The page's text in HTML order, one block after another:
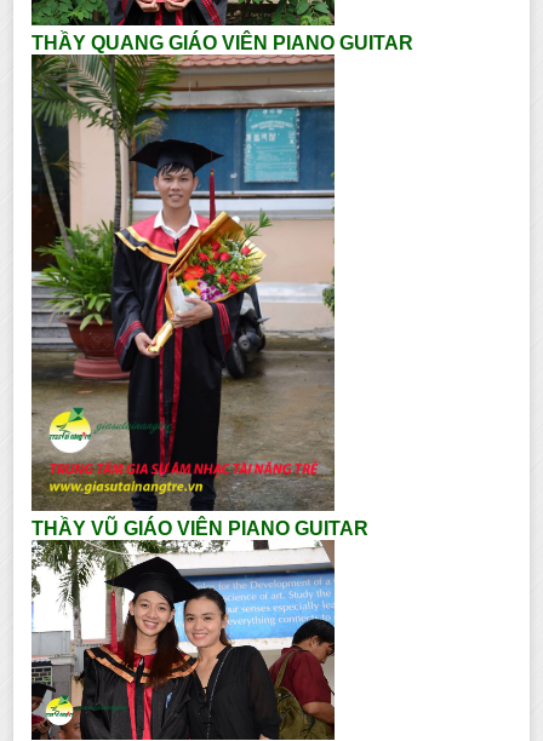
THẦY QUANG GIÁO VIÊN PIANO GUITAR
THẦY VŨ GIÁO VIÊN PIANO GUITAR